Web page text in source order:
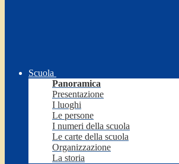
Scuola
Panoramica
Presentazione
I luoghi
Le persone
I numeri della scuola
Le carte della scuola
Organizzazione
La storia